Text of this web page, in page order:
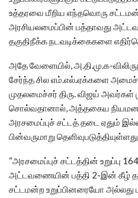
உத்தரவை மீறிய எந்தவொரு
அரசியலமைப்பின் பத்தாவது
தகுதிநீக்க நடவடிக்கைகளை
அதே வேளையில், அ.தி.மு.க-
சேர்ந்த சில எம்.எல்.ஏக்களை
முதலமைச்சர் திரு. விஜய் அவர்கள்
சொல்வதானால், அத்தகைய
அரசமைப்புச் சட்டத் தடை ஏதும்
பின்வருமாறு
“அரசமைப்புச் சட்டத்தின் உறுப்பு
அட்டவணையின் பத்தி 2-இன் கீழ்
சட்டமன்ற உறுப்பினரையோ அல்லது